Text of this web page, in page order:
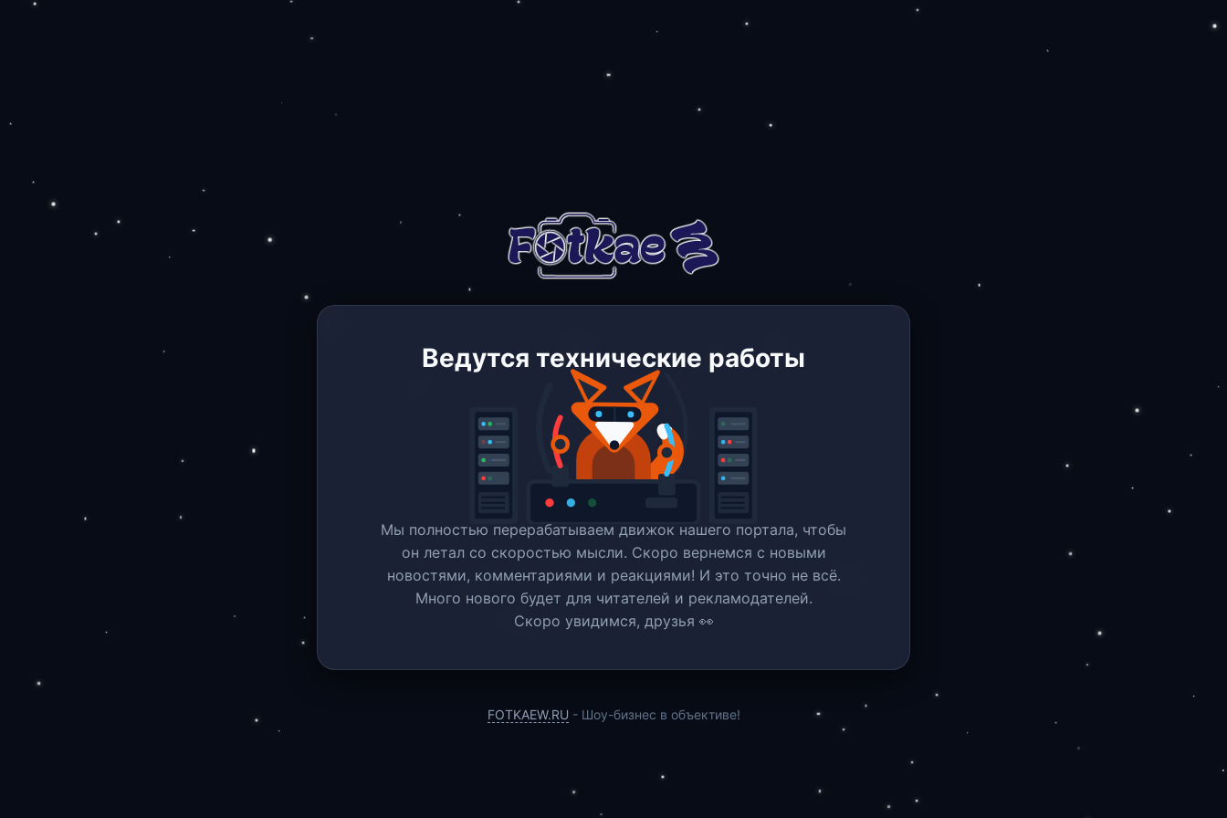
Ведутся технические работы
Мы полностью перерабатываем движок нашего портала, чтобы
он летал со скоростью мысли. Скоро вернемся c новыми
новостями, комментариями и реакциями! И это точно не всё.
Много нового будет для читателей и рекламодателей.
Скоро увидимся, друзья 👀
FOTKAEW.RU - Шоу-бизнес в объективе!